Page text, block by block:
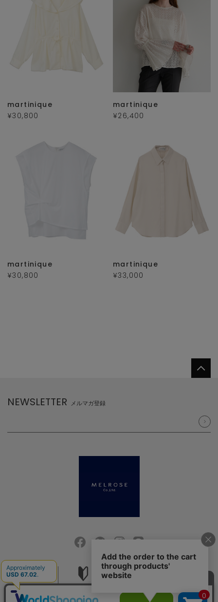
martinique
¥30,800
martinique
¥26,400
martinique
¥30,800
martinique
¥33,000
NEWSLETTER メルマガ登録
会社概要 採用情報 お問い合せ